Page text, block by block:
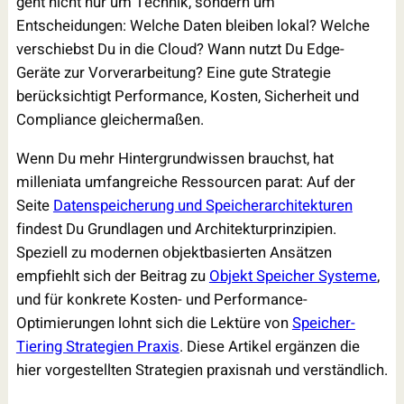
Entscheidungen: Welche Daten bleiben lokal? Welche
verschiebst Du in die Cloud? Wann nutzt Du Edge-
Geräte zur Vorverarbeitung? Eine gute Strategie
berücksichtigt Performance, Kosten, Sicherheit und
Compliance gleichermaßen.
Wenn Du mehr Hintergrundwissen brauchst, hat
milleniata umfangreiche Ressourcen parat: Auf der
Seite Datenspeicherung und Speicherarchitekturen
findest Du Grundlagen und Architekturprinzipien.
Speziell zu modernen objektbasierten Ansätzen
empfiehlt sich der Beitrag zu Objekt Speicher Systeme,
und für konkrete Kosten- und Performance-
Optimierungen lohnt sich die Lektüre vonSpeicher-
Tiering Strategien Praxis. Diese Artikel ergänzen die
hier vorgestellten Strategien praxisnah und verständlich.